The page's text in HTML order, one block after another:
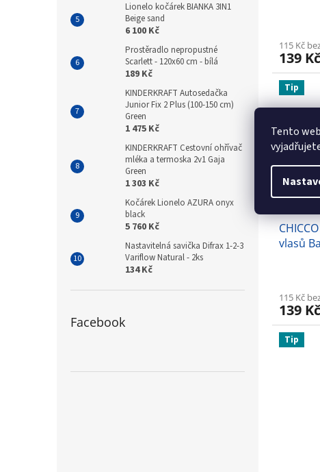
Tento
Lionelo kočárek BIANKA 3IN1
Beige sand
6 100 Kč
Prostěradlo nepropustné
Scarlett - 120x60 cm - bílá
189 Kč
KINDERKRAFT Autosedačka
Junior Fix 2 Plus (100-150 cm)
Green
1 475 Kč
KINDERKRAFT Cestovní ohřívač
mléka a termoska 2v1 Gaja
Green
1 303 Kč
Kočárek Lionelo AZURA onyx
black
5 760 Kč
Nastavitelná savička Difrax 1-2-3
Variflow Natural - 2ks
134 Kč
Facebook
115 Kč
139 Kč
Tip
vlasů
115 Kč
139 Kč
Tip